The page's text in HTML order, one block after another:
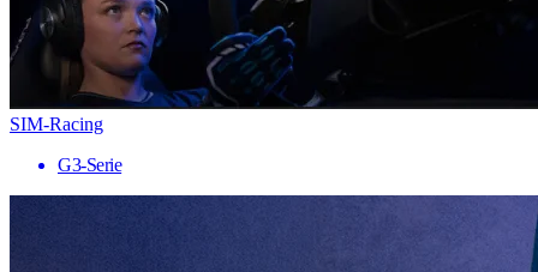
SIM-Racing
G3-Serie